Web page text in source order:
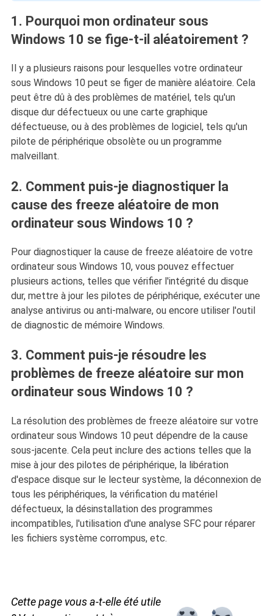
1. Pourquoi mon ordinateur sous
Windows 10 se fige-t-il aléatoirement ?
Il y a plusieurs raisons pour lesquelles votre ordinateur
sous Windows 10 peut se figer de manière aléatoire. Cela
peut être dû à des problèmes de matériel, tels qu'un
disque dur défectueux ou une carte graphique
défectueuse, ou à des problèmes de logiciel, tels qu'un
pilote de périphérique obsolète ou un programme
malveillant.
2. Comment puis-je diagnostiquer la
cause des freeze aléatoire de mon
ordinateur sous Windows 10 ?
Pour diagnostiquer la cause de freeze aléatoire de votre
ordinateur sous Windows 10, vous pouvez effectuer
plusieurs actions, telles que vérifier l'intégrité du disque
dur, mettre à jour les pilotes de périphérique, exécuter une
analyse antivirus ou anti-malware, ou encore utiliser l'outil
de diagnostic de mémoire Windows.
3. Comment puis-je résoudre les
problèmes de freeze aléatoire sur mon
ordinateur sous Windows 10 ?
La résolution des problèmes de freeze aléatoire sur votre
ordinateur sous Windows 10 peut dépendre de la cause
sous-jacente. Cela peut inclure des actions telles que la
mise à jour des pilotes de périphérique, la libération
d'espace disque sur le lecteur système, la déconnexion de
tous les périphériques, la vérification du matériel
défectueux, la désinstallation des programmes
incompatibles, l'utilisation d'une analyse SFC pour réparer
les fichiers système corrompus, etc.
Cette page vous a-t-elle été utile